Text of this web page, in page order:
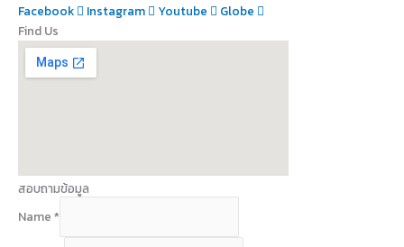
Facebook
Instagram Youtube
Globe
Find Us
สอบถามข้อมูล
Name *